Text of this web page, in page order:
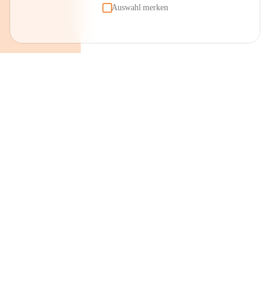
Auswahl merken